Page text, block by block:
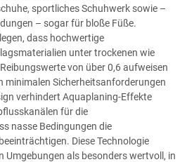
sportliches Schuhwerk sowie –
– sogar für bloße Füße.
dass hochwertige
unter trockenen wie
von über 0,6 aufweisen
minimalen Sicherheitsanforderungen
verhindert Aquaplaning-Effekte
für die
nasse Bedingungen die
Diese Technologie
Umgebungen als besonders wertvoll, in